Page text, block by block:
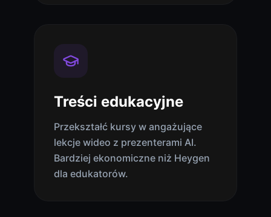
Treści edukacyjne
Przekształć kursy w angażujące
lekcje wideo z prezenterami AI.
Bardziej ekonomiczne niż Heygen
dla edukatorów.